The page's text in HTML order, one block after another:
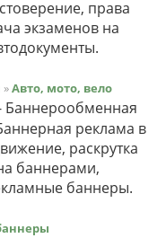
права
экзаменов на
»Авто, мото, вело
Баннерообменная
реклама в
раскрутка
баннерами,
баннеры.